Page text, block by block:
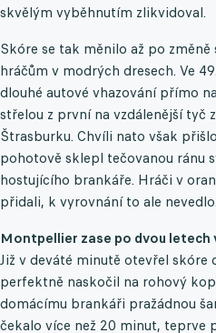
skvělým vyběhnutím zlikvidoval.
Skóre se tak měnilo až po
hráčům v modrých dresech. Ve
dlouhé autové vhazování přímo
střelou z první na vzdálenější tyč
Štrasburku. Chvíli nato však
pohotově sklepl tečovanou ránu
hostujícího brankáře. Hráči v
přidali, k vyrovnání to ale nevedlo.
Montpellier zase po dvou letech
Již v deváté minutě otevřel skóre
perfektně naskočil na rohový
domácímu brankáři pražádnou
čekalo více než 20 minut, teprve